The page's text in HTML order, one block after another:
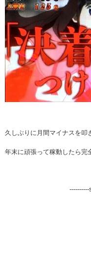
久しぶりに月間マイナスを叩
年末に頑張って稼動したら完